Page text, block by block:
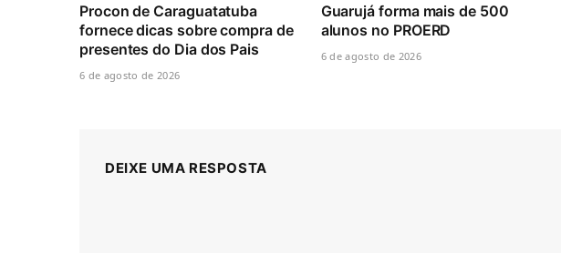
Procon de Caraguatatuba
fornece dicas sobre compra de
presentes do Dia dos Pais
6 de agosto de 2026
Guarujá forma mais de 500
alunos no PROERD
6 de agosto de 2026
DEIXE UMA RESPOSTA